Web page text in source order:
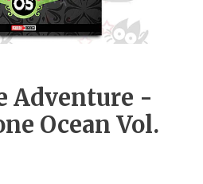
Adventure -
Ocean Vol.